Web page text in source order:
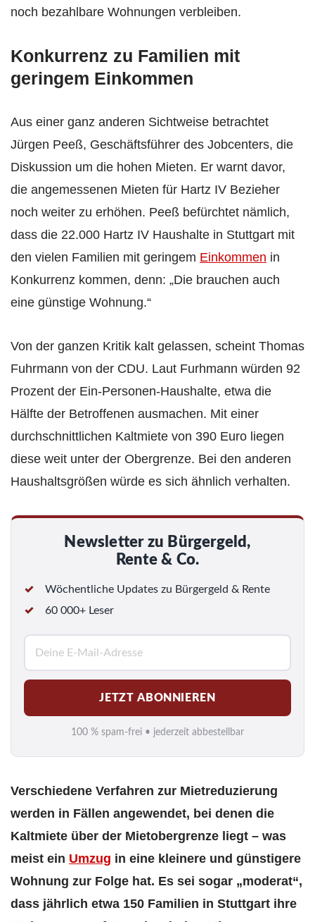
noch bezahlbare Wohnungen verbleiben.
Konkurrenz zu Familien mit
geringem Einkommen
Aus einer ganz anderen Sichtweise betrachtet
Jürgen Peeß, Geschäftsführer des Jobcenters, die
Diskussion um die hohen Mieten. Er warnt davor,
die angemessenen Mieten für Hartz IV Bezieher
noch weiter zu erhöhen. Peeß befürchtet nämlich,
dass die 22.000 Hartz IV Haushalte in Stuttgart mit
den vielen Familien mit geringem Einkommen in
Konkurrenz kommen, denn: „Die brauchen auch
eine günstige Wohnung.“
Von der ganzen Kritik kalt gelassen, scheint Thomas
Fuhrmann von der CDU. Laut Furhmann würden 92
Prozent der Ein-Personen-Haushalte, etwa die
Hälfte der Betroffenen ausmachen. Mit einer
durchschnittlichen Kaltmiete von 390 Euro liegen
diese weit unter der Obergrenze. Bei den anderen
Haushaltsgrößen würde es sich ähnlich verhalten.
Newsletter zu Bürgergeld,
Rente & Co.
Wöchentliche Updates zu Bürgergeld & Rente
60 000+ Leser
M
a
i
l
*
JETZT ABONNIEREN
100 % spam-frei • jederzeit abbestellbar
Verschiedene Verfahren zur Mietreduzierung
werden in Fällen angewendet, bei denen die
Kaltmiete über der Mietobergrenze liegt – was
meist ein Umzug in eine kleinere und günstigere
Wohnung zur Folge hat. Es sei sogar „moderat“,
dass jährlich etwa 150 Familien in Stuttgart ihre